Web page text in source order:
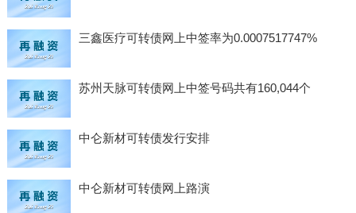
三鑫医疗可转债网上中签率为0.0007517747%
苏州天脉可转债网上中签号码共有160,044个
中仑新材可转债发行安排
中仑新材可转债网上路演